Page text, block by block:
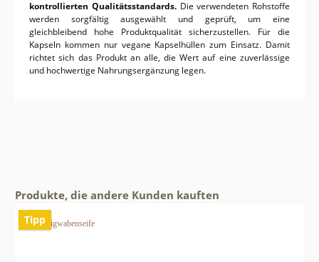
kontrollierten Qualitätsstandards.Die verwendeten Rohstoffe
werden sorgfältig ausgewählt und geprüft, um eine
gleichbleibend hohe Produktqualität sicherzustellen. Für die
Kapseln kommen nur vegane Kapselhüllen zum Einsatz. Damit
richtet sich das Produkt an alle, die Wert auf eine zuverlässige
und hochwertige Nahrungs­ergänzung legen.
Produkte, die andere Kunden kauften
Tipp